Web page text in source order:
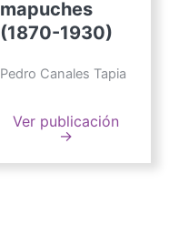
mapuches
(1870-1930)
Pedro Canales Tapia
Ver publicación
→